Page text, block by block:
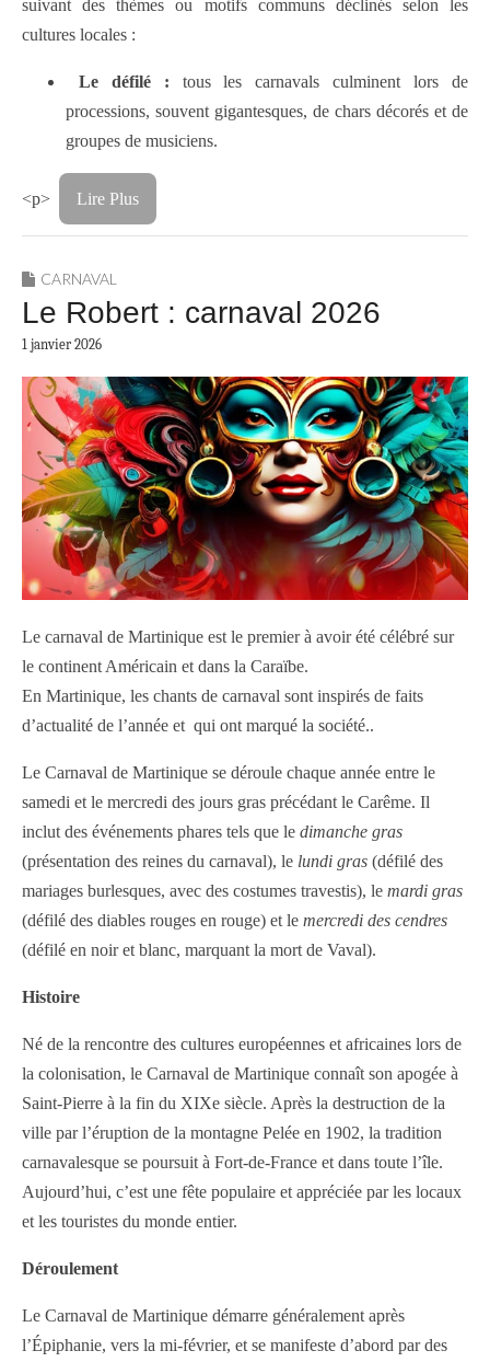
suivant des thèmes ou motifs communs déclinés selon les
cultures locales :
Le défilé : tous les carnavals culminent lors de
processions, souvent gigantesques, de chars décorés et de
groupes de musiciens.
<p> Lire Plus
CARNAVAL
Le Robert : carnaval 2026
1 janvier 2026
Le carnaval de Martinique est le premier à avoir été célébré sur
le continent Américain et dans la Caraïbe.
En Martinique, les chants de carnaval sont inspirés de faits
d’actualité de l’année et qui ont marqué la société..
Le Carnaval de Martinique se déroule chaque année entre le
samedi et le mercredi des jours gras précédant le Carême. Il
inclut des événements phares tels que le dimanche gras
(présentation des reines du carnaval), le lundi gras (défilé des
mariages burlesques, avec des costumes travestis), le mardi gras
(défilé des diables rouges en rouge) et le mercredi des cendres
(défilé en noir et blanc, marquant la mort de Vaval).
Histoire
Né de la rencontre des cultures européennes et africaines lors de
la colonisation, le Carnaval de Martinique connaît son apogée à
Saint-Pierre à la fin du XIXe siècle. Après la destruction de la
ville par l’éruption de la montagne Pelée en 1902, la tradition
carnavalesque se poursuit à Fort-de-France et dans toute l’île.
Aujourd’hui, c’est une fête populaire et appréciée par les locaux
et les touristes du monde entier.
Déroulement
Le Carnaval de Martinique démarre généralement après
l’Épiphanie, vers la mi-février, et se manifeste d’abord par des